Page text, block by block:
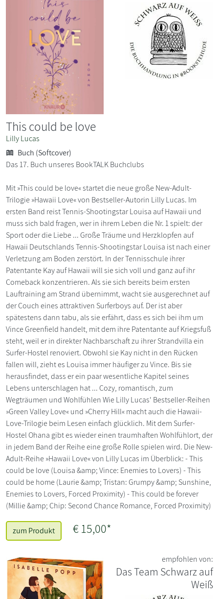
This could be love
Lilly Lucas
Buch (Softcover)
Das 17. Buch unseres BookTALK Buchclubs
Mit »This could be love« startet die neue große New-Adult-
Trilogie »Hawaii Love« von Bestseller-Autorin Lilly Lucas. Im
ersten Band reist Tennis-Shootingstar Louisa auf Hawaii und
muss sich bald fragen, wer in ihrem Leben die Nr. 1 spielt: der
Sport oder die Liebe ... Große Träume und Herzklopfen auf
Hawaii Deutschlands Tennis-Shootingstar Louisa ist nach einer
Verletzung am Boden zerstört. In der Tennisschule ihrer
Patentante Kay auf Hawaii will sie sich voll und ganz auf ihr
Comeback konzentrieren. Als sie sich bereits beim ersten
Lauftraining am Strand übernimmt, wacht sie ausgerechnet auf
der Couch eines attraktiven Surferboys auf. Der ist aber
spätestens dann tabu, als sie erfährt, dass es sich bei ihm um
Vince Greenfield handelt, mit dem ihre Patentante auf Kriegsfuß
steht, weil er in direkter Nachbarschaft zu ihrer Strandvilla ein
Surfer-Hostel renoviert. Obwohl sie Kay nicht in den Rücken
fallen will, zieht es Louisa immer häufiger zu Vince. Bis sie
herausfindet, dass er ein paar wesentliche Kapitel seines
Lebens unterschlagen hat ... Cozy, romantisch, zum
Wegträumen und Wohlfühlen Wie Lilly Lucas' Bestseller-Reihen
»Green Valley Love« und »Cherry Hill« macht auch die Hawaii-
Love-Trilogie beim Lesen einfach glücklich. Mit dem Surfer-
Hostel Ohana gibt es wieder einen traumhaften Wohlfühlort, der
in jedem Band der Reihe eine große Rolle spielen wird. Die New-
Adult-Reihe »Hawaii Love« von Lilly Lucas im Überblick: - This
could be love (Louisa &amp; Vince: Enemies to Lovers) - This
could be home (Laurie &amp; Tristan: Grumpy &amp; Sunshine,
Enemies to Lovers, Forced Proximity) - This could be forever
(Millie &amp; Chip: Second Chance Romance, Forced Proximity)
zum Produkt € 15,00*
empfohlen von:
Das Team Schwarz auf
Weiß